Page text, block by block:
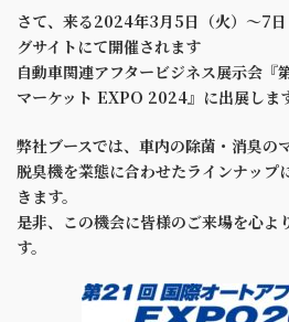
さて、来る2024年3月5日（火）〜7
グサイトにて開催されます
自動車関連アフタービジネス展示会
マーケット EXPO 2024』に出展します
弊社ブースでは、車内の除菌・消臭の
脱臭機を業態に合わせたラインナップ
きます。
是非、この機会に皆様のご来場を心よ
す。